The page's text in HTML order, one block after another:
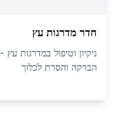
חדר מדרגות עץ
ניקיון וטיפול במדרגות עץ -
הברקה והסרת לכלוך